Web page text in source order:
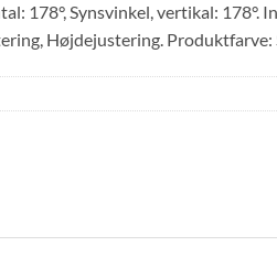
178°, Synsvinkel, vertikal: 178°.
Højdejustering. Produktfarve: